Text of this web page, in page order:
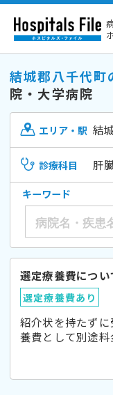
結城郡八千代町
院・大学病院
エリア・駅 結
診療科目 肝
キーワード
選定療養費につい
選定療養費あり
紹介状を持たず
養費として別途料